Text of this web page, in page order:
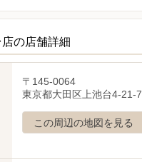
の店舗詳細
〒145-0064
東京都大田区上池台4-21-7
この周辺の地図を見る